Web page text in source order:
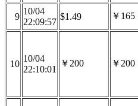
9
10/04
22:09:57
$1.49 ￥165
10
10/04
22:10:01
￥200 ￥200